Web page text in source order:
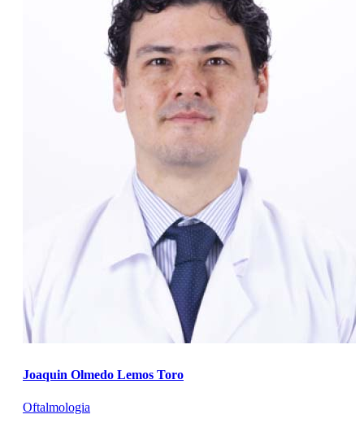
Joaquin Olmedo Lemos Toro
Oftalmologia